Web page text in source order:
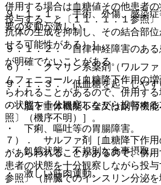
併用する場合は血糖値その他患者
投与すること〔１１．１．１参照
抗体の生成を抑制し、その結合部
せる可能性がある）］。
６）． クマリン系薬剤（ワルファ
ムフェニコール［血糖降下作用の
らわれることがあるので、併用す
の状態を十分観察しながら投与す
照〕（機序不明）］。
７）． サルファ剤［血糖降下作
があらわれることがあるので、併
患者の状態を十分観察しながら投与
参照〕（膵臓でのインスリン分泌を
９．１．１． 手術、外傷、感染症
要の変動が激しい。
９．１．２． 自律神経障害のあ
が明確でないことがある。
９．１．３． 低血糖を起こしやす
・ 脳下垂体機能不全又は副腎機能
・ 下痢、嘔吐等の胃腸障害。
・ 飢餓状態、不規則な食事摂取。
・ 激しい筋肉運動。